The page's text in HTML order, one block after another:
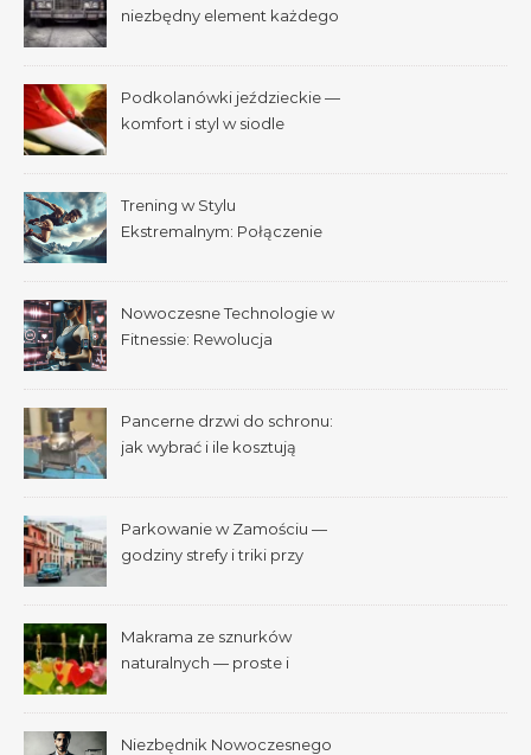
niezbędny element każdego
Podkolanówki jeździeckie —
komfort i styl w siodle
Trening w Stylu
Ekstremalnym: Połączenie
Nowoczesne Technologie w
Fitnessie: Rewolucja
Pancerne drzwi do schronu:
jak wybrać i ile kosztują
Parkowanie w Zamościu —
godziny strefy i triki przy
Makrama ze sznurków
naturalnych — proste i
Niezbędnik Nowoczesnego